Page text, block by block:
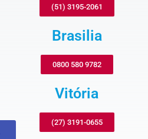
(51) 3195-2061
Brasilia
0800 580 9782
Vitória
(27) 3191-0655